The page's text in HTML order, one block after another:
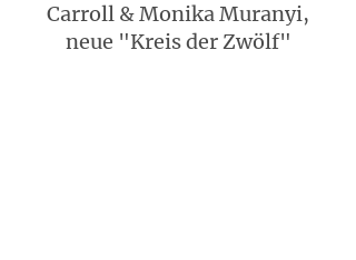
Carroll & Monika Muranyi,
neue "Kreis der Zwölf"